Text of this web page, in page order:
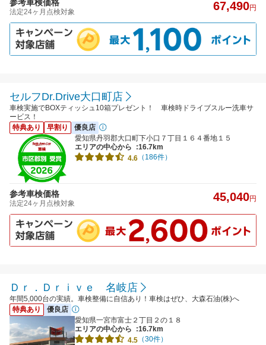
参考車検価格
法定24ヶ月点検対象 67,490円
セルフDr.Drive大口町店
車検実施でBOXティッシュ10箱プレゼント！ 車検時ドライブスルー洗車サ
ービス！
特典あり
早割り
優良店
愛知県丹羽郡大口町下小口７丁目１６４番地１５
エリアの中心から
:16.7km
4.6 （186件）
参考車検価格
法定24ヶ月点検対象 45,040円
Ｄｒ．Ｄｒｉｖｅ 名岐店
年間5,000台の実績。車検整備に自信あり！車検はぜひ、大森石油(株)へ
特典あり
優良店
愛知県一宮市富士２丁目２の１８
エリアの中心から
:16.7km
4.5 （30件）